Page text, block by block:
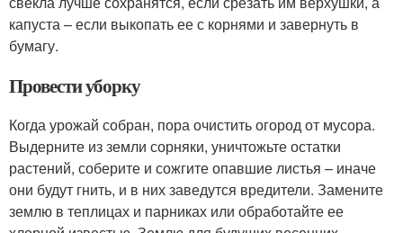
капуста – если выкопать ее с корнями и завернуть в
бумагу.
Провести уборку
Когда урожай собран, пора очистить огород от мусора.
Выдерните из земли сорняки, уничтожьте остатки
растений, соберите и сожгите опавшие листья – иначе
они будут гнить, и в них заведутся вредители. Замените
землю в теплицах и парниках или обработайте ее